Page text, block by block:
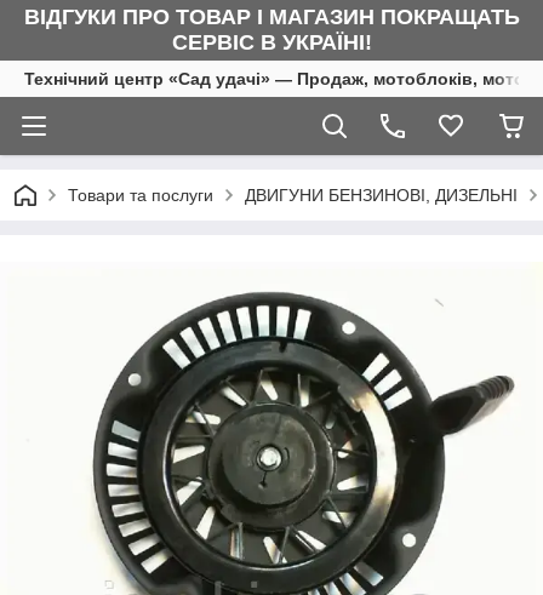
ВІДГУКИ ПРО ТОВАР І МАГАЗИН ПОКРАЩАТЬ
СЕРВІС В УКРАЇНІ!
Технічний центр «Сад удачі» — Продаж, мотоблоків,
Товари та послуги ДВИГУНИ БЕНЗИНОВІ, ДИЗЕЛЬНІ